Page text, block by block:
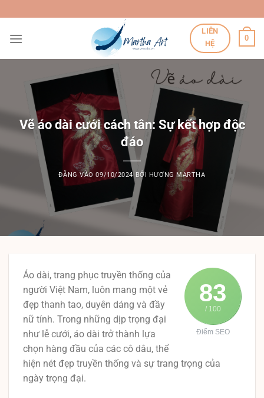
qua
nội
LIÊN
HỆ
0
Vẽ áo dài cưới cách tân: Sự kết hợp độc
đáo
ĐĂNG VÀO09/10/2024 BỞI HƯƠNG MARTHA
83
/ 100
Điểm SEO
Áo dài, trang phục truyền thống của
người Việt Nam, luôn mang một vẻ
đẹp thanh tao, duyên dáng và đầy
nữ tính. Trong những dịp trọng đại
như lễ cưới, áo dài trở thành lựa
chọn hàng đầu của các cô dâu, thể
hiện nét đẹp truyền thống và sự trang trọng của
ngày trọng đại.